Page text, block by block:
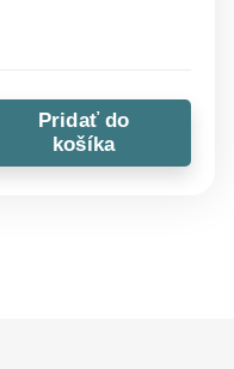
Pridať do
košíka